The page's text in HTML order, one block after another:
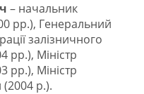
– начальник
рр.), Генеральний
залізничного
рр.), Міністр
рр.), Міністр
(2004 р.).